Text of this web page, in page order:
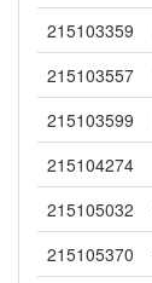
215103359
215103557
215103599
215104274
215105032
215105370